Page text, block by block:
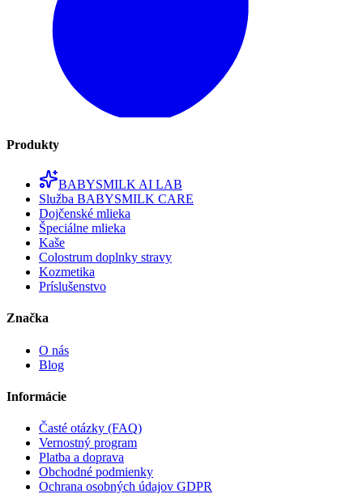
Produkty
BABYSMILK AI LAB
Služba BABYSMILK CARE
Dojčenské mlieka
Špeciálne mlieka
Kaše
Colostrum doplnky stravy
Kozmetika
Príslušenstvo
Značka
O nás
Blog
Informácie
Časté otázky (FAQ)
Vernostný program
Platba a doprava
Obchodné podmienky
Ochrana osobných údajov GDPR